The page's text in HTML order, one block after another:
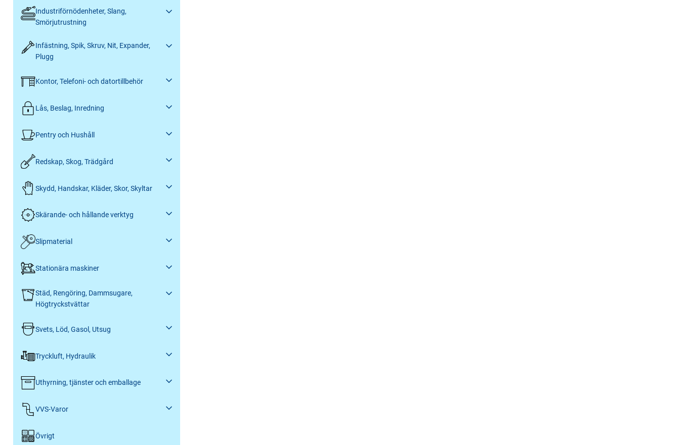
Industriförnödenheter, Slang,
Smörjutrustning
Infästning, Spik, Skruv, Nit, Expander,
Plugg
Kontor, Telefoni- och datortillbehör
Lås, Beslag, Inredning
Pentry och Hushåll
Redskap, Skog, Trädgård
Skydd, Handskar, Kläder, Skor, Skyltar
Skärande- och hållande verktyg
Slipmaterial
Stationära maskiner
Städ, Rengöring, Dammsugare,
Högtryckstvättar
Svets, Löd, Gasol, Utsug
Tryckluft, Hydraulik
Uthyrning, tjänster och emballage
VVS-Varor
Övrigt